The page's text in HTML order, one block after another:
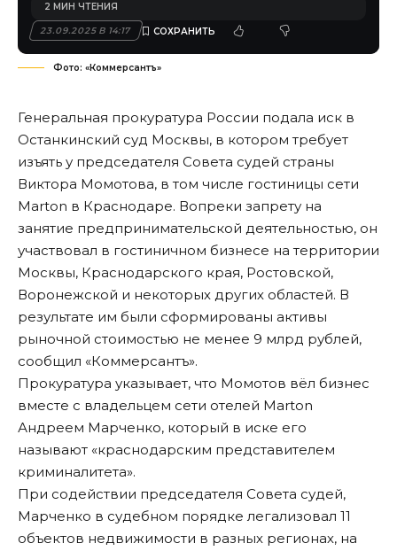
23.09.2025 В 14:17
2 МИН ЧТЕНИЯ
Фото: «Коммерсантъ»
Генеральная прокуратура России подала иск в
Останкинский суд Москвы, в котором требует
изъять у председателя Совета судей страны
Виктора Момотова, в том числе гостиницы сети
Marton в Краснодаре. Вопреки запрету на
занятие предпринимательской деятельностью, он
участвовал в гостиничном бизнесе на территории
Москвы, Краснодарского края, Ростовской,
Воронежской и некоторых других областей. В
результате им были сформированы активы
рыночной стоимостью не менее 9 млрд рублей,
сообщил «Коммерсантъ».
Прокуратура указывает, что Момотов вёл бизнес
вместе с владельцем сети отелей Marton
Андреем Марченко, который в иске его
называют «краснодарским представителем
криминалитета».
При содействии председателя Совета судей,
Марченко в судебном порядке легализовал 11
объектов недвижимости в разных регионах, на